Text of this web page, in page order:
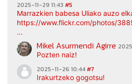
2025-11-29 11:43 #5
Marrazkien babesa Uliako auzo
https://www.flickr.com/photos/
...
Mikel Asurmendi Agirre
Pozten naiz!
2025-11-26 10:44#7
Irakurtzeko gogotsu!